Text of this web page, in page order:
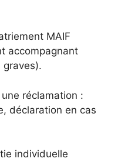
MAIF
accompagnant
graves).
réclamation :
déclaration en cas
individuelle